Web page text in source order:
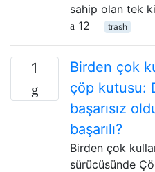
sahip olan tek
12
trash
1
Birden çok
çöp kutusu:
başarısız
başarılı?
Birden çok
sürücüsünde